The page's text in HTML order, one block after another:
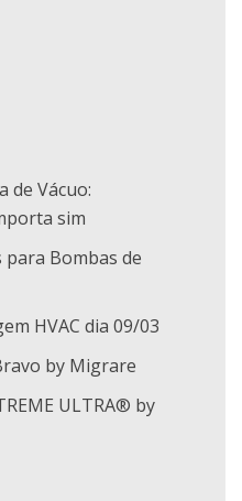
de Vácuo:
sim
para Bombas de
HVAC dia 09/03
by Migrare
ULTRA® by